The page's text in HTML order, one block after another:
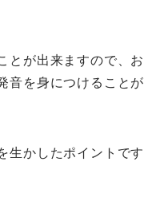
とが出来ますので、お
音を身につけることが
生かしたポイントです